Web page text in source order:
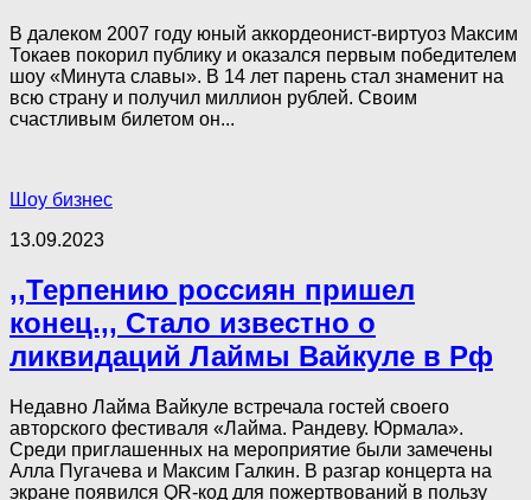
В далеком 2007 году юный аккордеонист-виртуоз Максим
Токаев покорил публику и оказался первым победителем
шоу «Минута славы». В 14 лет парень стал знаменит на
всю страну и получил миллион рублей. Своим
счастливым билетом он...
Шоу бизнес
13.09.2023
,,Терпению россиян пришел
конец.,, Стало известно о
ликвидаций Лаймы Вайкуле в Рф
Недавно Лайма Вайкуле встречала гостей своего
авторского фестиваля «Лайма. Рандеву. Юрмала».
Среди приглашенных на мероприятие были замечены
Алла Пугачева и Максим Галкин. В разгар концерта на
экране появился QR-код для пожертвований в пользу